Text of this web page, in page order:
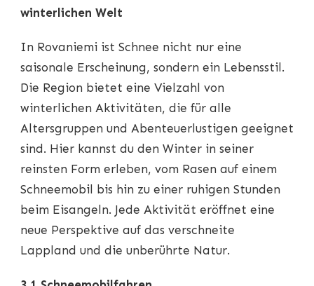
winterlichen Welt
In Rovaniemi ist Schnee nicht nur eine
saisonale Erscheinung, sondern ein Lebensstil.
Die Region bietet eine Vielzahl von
winterlichen Aktivitäten, die für alle
Altersgruppen und Abenteuerlustigen geeignet
sind. Hier kannst du den Winter in seiner
reinsten Form erleben, vom Rasen auf einem
Schneemobil bis hin zu einer ruhigen Stunden
beim Eisangeln. Jede Aktivität eröffnet eine
neue Perspektive auf das verschneite
Lappland und die unberührte Natur.